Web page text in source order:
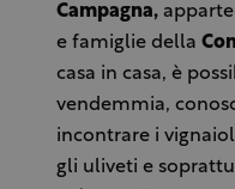
Campagna,
e famiglie della
casa in casa, è
vendemmia,
incontrare i
gli uliveti e